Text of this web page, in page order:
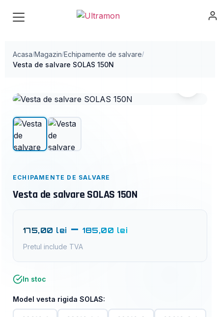
Acasa/Magazin/Echipamente de salvare/
Vesta de salvare SOLAS 150N
ECHIPAMENTE DE SALVARE
Vesta de salvare SOLAS 150N
175,00 lei – 185,00 lei
Pretul include TVA
In stoc
Model vesta rigida SOLAS: